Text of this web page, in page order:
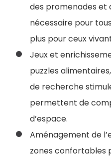
des promenades et
nécessaire pour
plus pour ceux
Jeux et
puzzles
de recherche
permettent de
d’espace.
Aménagement de
zones confortables